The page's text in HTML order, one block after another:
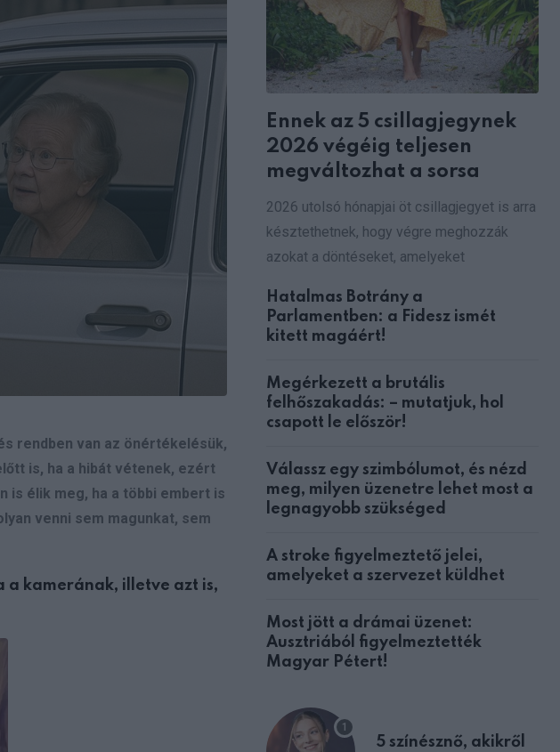
rendben van az önértékelésük,
is, ha a hibát vétenek, ezért
is élik meg, ha a többi embert is
venni sem magunkat, sem
a kamerának, illetve azt is,
Ennek az 5 csillagjegynek
2026 végéig teljesen
megváltozhat a sorsa
2026 utolsó hónapjai öt csillagjegyet is arra
késztethetnek, hogy végre meghozzák
azokat a döntéseket, amelyeket
Hatalmas Botrány a
Parlamentben: a Fidesz ismét
kitett magáért!
Megérkezett a brutális
felhőszakadás: – mutatjuk, hol
csapott le először!
Válassz egy szimbólumot, és nézd
meg, milyen üzenetre lehet most a
legnagyobb szükséged
A stroke figyelmeztető jelei,
amelyeket a szervezet küldhet
Most jött a drámai üzenet:
Ausztriából figyelmeztették
Magyar Pétert!
5 színésznő, akikről